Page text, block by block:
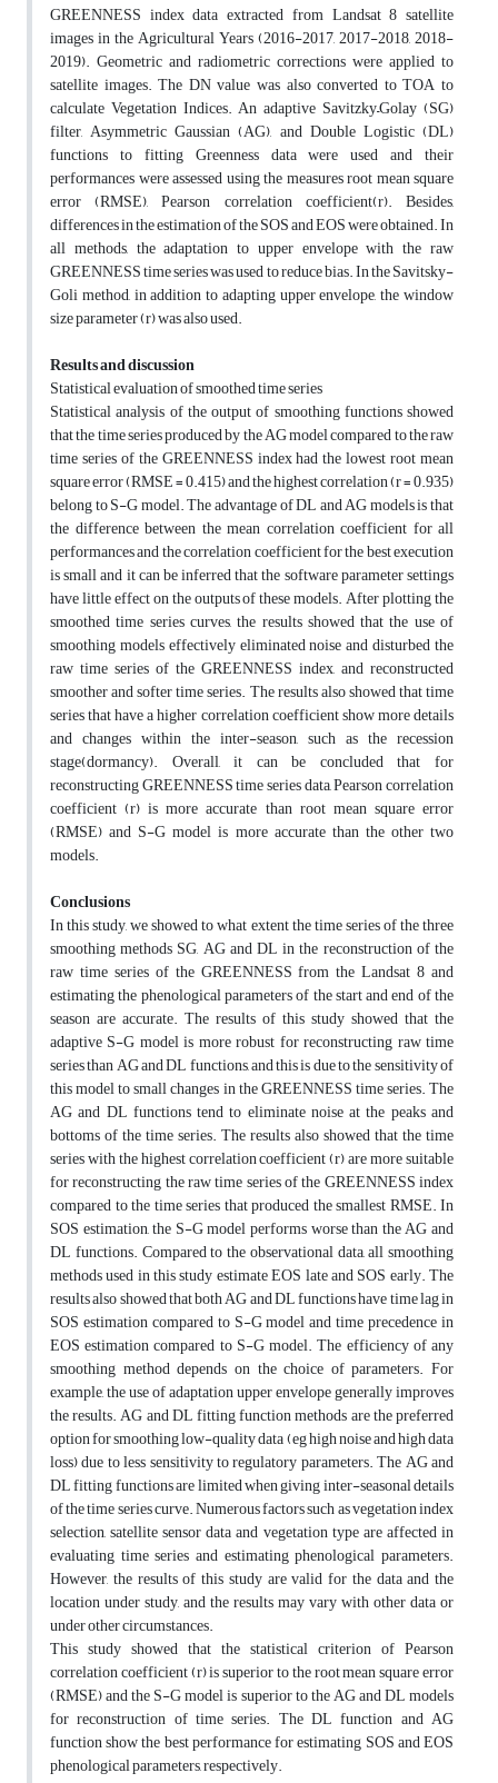
GREENNESS index data extracted from Landsat 8 satellite
images in the Agricultural Years (2016-2017, 2017-2018, 2018-
2019). Geometric and radiometric corrections were applied to
satellite images. The DN value was also converted to TOA to
calculate Vegetation Indices. An adaptive Savitzky–Golay (SG)
filter, Asymmetric Gaussian (AG), and Double Logistic (DL)
functions to fitting Greenness data were used and their
performances were assessed using the measures root mean square
error (RMSE), Pearson correlation coefficient(r). Besides,
differences in the estimation of the SOS and EOS were obtained. In
all methods, the adaptation to upper envelope with the raw
GREENNESS time series was used to reduce bias. In the Savitsky-
Goli method, in addition to adapting upper envelope, the window
size parameter (r) was also used.
Results and discussion
Statistical evaluation of smoothed time series
Statistical analysis of the output of smoothing functions showed
that the time series produced by the AG model compared to the raw
time series of the GREENNESS index had the lowest root mean
square error (RMSE = 0.415) and the highest correlation (r = 0.935)
belong to S-G model. The advantage of DL and AG models is that
the difference between the mean correlation coefficient for all
performances and the correlation coefficient for the best execution
is small and it can be inferred that the software parameter settings
have little effect on the outputs of these models. After plotting the
smoothed time series curves, the results showed that the use of
smoothing models effectively eliminated noise and disturbed the
raw time series of the GREENNESS index, and reconstructed
smoother and softer time series. The results also showed that time
series that have a higher correlation coefficient show more details
and changes within the inter-season, such as the recession
stage(dormancy). Overall, it can be concluded that for
reconstructing GREENNESS time series data, Pearson correlation
coefficient (r) is more accurate than root mean square error
(RMSE) and S-G model is more accurate than the other two
models.
Conclusions
In this study, we showed to what extent the time series of the three
smoothing methods SG, AG and DL in the reconstruction of the
raw time series of the GREENNESS from the Landsat 8 and
estimating the phenological parameters of the start and end of the
season are accurate. The results of this study showed that the
adaptive S-G model is more robust for reconstructing raw time
series than AG and DL functions, and this is due to the sensitivity of
this model to small changes in the GREENNESS time series. The
AG and DL functions tend to eliminate noise at the peaks and
bottoms of the time series. The results also showed that the time
series with the highest correlation coefficient (r) are more suitable
for reconstructing the raw time series of the GREENNESS index
compared to the time series that produced the smallest RMSE. In
SOS estimation, the S-G model performs worse than the AG and
DL functions. Compared to the observational data, all smoothing
methods used in this study estimate EOS late and SOS early. The
results also showed that both AG and DL functions have time lag in
SOS estimation compared to S-G model and time precedence in
EOS estimation compared to S-G model. The efficiency of any
smoothing method depends on the choice of parameters. For
example, the use of adaptation upper envelope generally improves
the results. AG and DL fitting function methods are the preferred
option for smoothing low-quality data (eg high noise and high data
loss) due to less sensitivity to regulatory parameters. The AG and
DL fitting functions are limited when giving inter-seasonal details
of the time series curve. Numerous factors such as vegetation index
selection, satellite sensor data and vegetation type are affected in
evaluating time series and estimating phenological parameters.
However, the results of this study are valid for the data and the
location under study, and the results may vary with other data or
under other circumstances.
This study showed that the statistical criterion of Pearson
correlation coefficient (r) is superior to the root mean square error
(RMSE) and the S-G model is superior to the AG and DL models
for reconstruction of time series. The DL function and AG
function show the best performance for estimating SOS and EOS
phenological parameters, respectively.